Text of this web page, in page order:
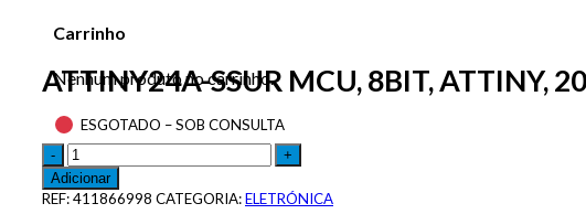
Carrinho
Nenhum produto no carrinho.
ATTINY24A-SSUR MCU, 8BIT, ATTINY,
ESGOTADO – SOB CONSULTA
Adicionar
REF:411866998 CATEGORIA:ELETRÓNICA